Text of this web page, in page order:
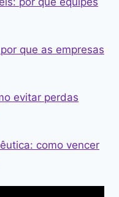
que as empresas
evitar perdas
como vencer